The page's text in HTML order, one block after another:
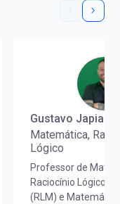
Gustavo
Matemática,
Lógico
Professor de
Raciocínio Lógico
(RLM) e